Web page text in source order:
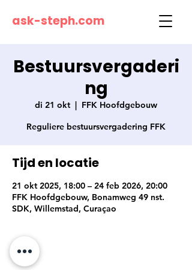
ask-steph.com
Bestuursvergaderi
ng
di 21 okt
  |
FFK Hoofdgebouw
Reguliere bestuursvergadering FFK
Tijd en locatie
21 okt 2025, 18:00 – 24 feb 2026, 20:00
FFK Hoofdgebouw, Bonamweg 49 nst.
SDK, Willemstad, Curaçao